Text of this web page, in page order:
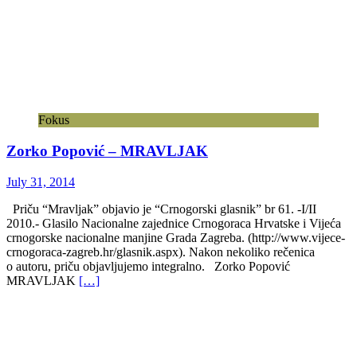
Fokus
Zorko Popović – MRAVLJAK
July 31, 2014
Priču “Mravljak” objavio je “Crnogorski glasnik” br 61. -I/II
2010.- Glasilo Nacionalne zajednice Crnogoraca Hrvatske i Vijeća
crnogorske nacionalne manjine Grada Zagreba. (http://www.vijece-
crnogoraca-zagreb.hr/glasnik.aspx). Nakon nekoliko rečenica
o autoru, priču objavljujemo integralno. Zorko Popović
MRAVLJAK […]